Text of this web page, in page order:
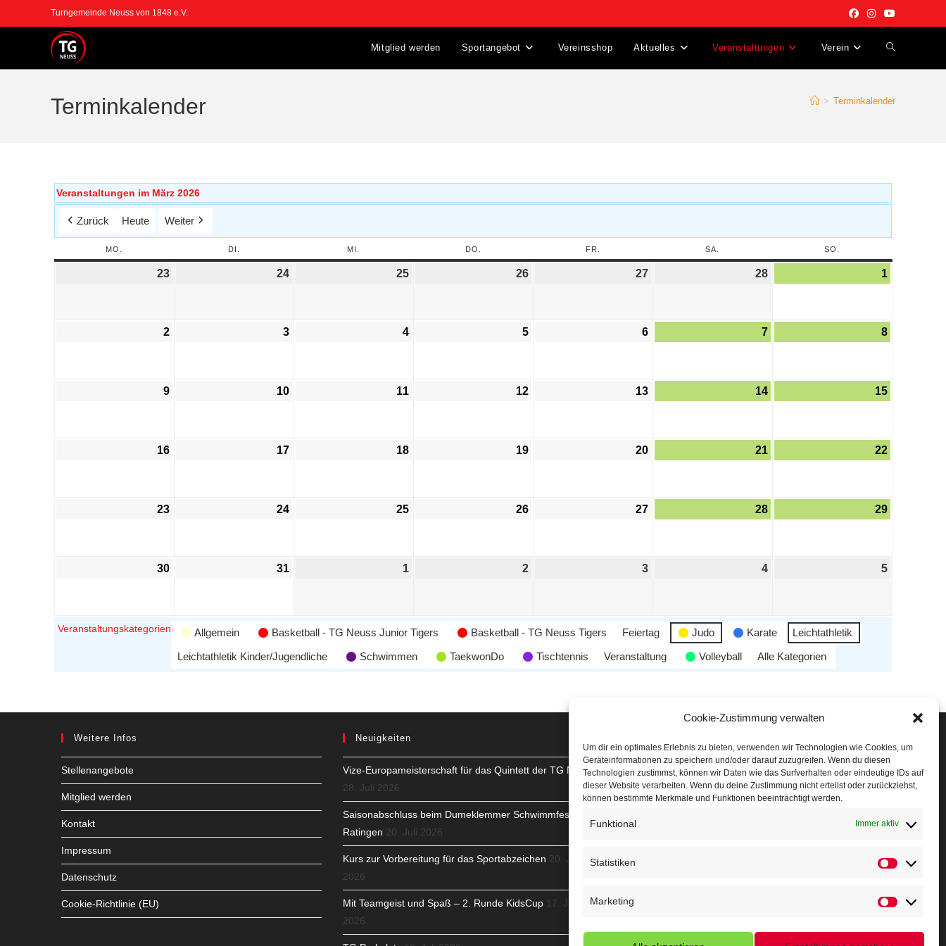
Cookie-Zustimmung verwalten
Um dir ein optimales Erlebnis zu bieten, verwenden wir Technologien wie Cookies, um
Geräteinformationen zu speichern und/oder darauf zuzugreifen. Wenn du diesen
Technologien zustimmst, können wir Daten wie das Surfverhalten oder eindeutige IDs auf
dieser Website verarbeiten. Wenn du deine Zustimmung nicht erteilst oder zurückziehst,
können bestimmte Merkmale und Funktionen beeinträchtigt werden.
Funktional Immer aktiv
Statistiken
Marketing
Turngemeinde Neuss von 1848 e.V.
Mitglied werden Sportangebot Vereinsshop Aktuelles Veranstaltungen Verein
Terminkalender > Terminkalender
Veranstaltungen im März 2026
Zurück Heute Weiter
MO. DI. MI. DO. FR. SA. SO.
23 24 25 26 27 28 1
2 3 4 5 6 7 8
9 10 11 12 13 14 15
16 17 18 19 20 21 22
23 24 25 26 27 28 29
30 31 1 2 3 4 5
Veranstaltungskategorien Allgemein Basketball - TG Neuss Junior Tigers Basketball - TG Neuss Tigers Feiertag Judo Karate
Leichtathletik
Leichtathletik Kinder/Jugendliche
Schwimmen TaekwonDo Tischtennis Veranstaltung Volleyball Alle Kategorien
Weitere Infos
Stellenangebote
Mitglied werden
Kontakt
Impressum
Datenschutz
Cookie-Richtlinie (EU)
Neuigkeiten
Vize-Europameisterschaft für das Quintett der TG Neuss
28. Juli 2026
Saisonabschluss beim Dumeklemmer Schwimmfest in
Ratingen 20. Juli 2026
Kurs zur Vorbereitung für das Sportabzeichen 20. Juli
2026
Mit Teamgeist und Spaß – 2. Runde KidsCup 17. Juli
2026
Höffner Run
Schnuppertag
Terminkalender
Nikolaus-Crosslauf
Capoeira Camp